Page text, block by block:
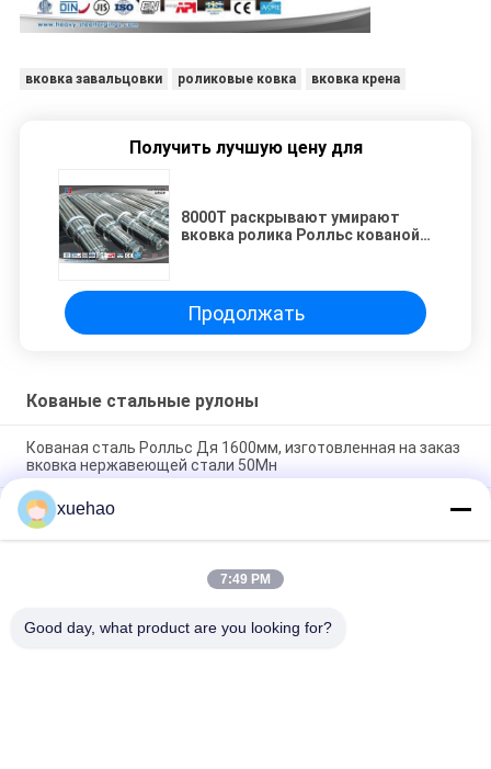
вковка завальцовки роликовые ковка вковка крена
Получить лучшую цену для
8000Т раскрывают умирают
вковка ролика Ролльс кованой
Продолжать
Кованые стальные рулоны
Кованая сталь Ролльс Дя 1600мм, изготовленная на заказ
вковка нержавеющей стали 50Мн
Литой стали ролика горячей объемной штамповки
твердость высокоскоростной высокая для мельницы
крена
Вал меля ролика грубой открытой горячей объемной
xuehao
7:49 PM
Good day, what product are you looking for?